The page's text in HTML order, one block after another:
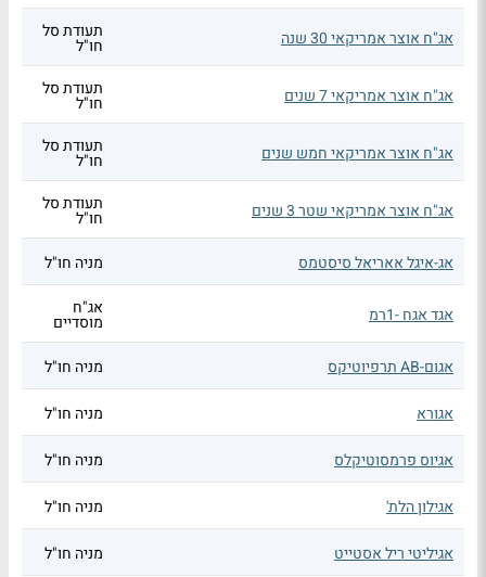
אג"ח אוצר אמריקאי 30 שנה תעודת סל
חו"ל
אג"ח אוצר אמריקאי 7 שנים תעודת סל
חו"ל
אג"ח אוצר אמריקאי חמש שנים תעודת סל
חו"ל
אג"ח אוצר אמריקאי שטר 3 שנים תעודת סל
חו"ל
אג-איגל אאריאל סיסטמס
מניה חו"ל
אגד אגח -1רמ אג"ח
מוסדיים
אגום-AB תרפיוטיקס
מניה חו"ל
אגורא מניה חו"ל
אגיוס פרמסוטיקלס מניה חו"ל
אגילון הלת' מניה חו"ל
אגיליטי ריל אסטייט מניה חו"ל